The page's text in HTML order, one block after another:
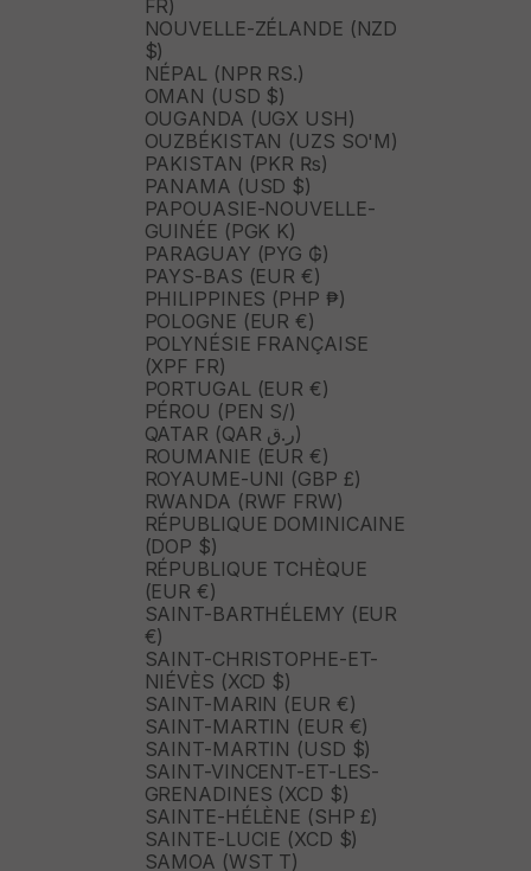
FR)
NOUVELLE-ZÉLANDE (NZD
$)
NÉPAL (NPR RS.)
OMAN (USD $)
OUGANDA (UGX USH)
OUZBÉKISTAN (UZS SO'M)
PAKISTAN (PKR ₨)
PANAMA (USD $)
PAPOUASIE-NOUVELLE-
GUINÉE (PGK K)
PARAGUAY (PYG ₲)
PAYS-BAS (EUR €)
PHILIPPINES (PHP ₱)
POLOGNE (EUR €)
POLYNÉSIE FRANÇAISE
(XPF FR)
PORTUGAL (EUR €)
PÉROU (PEN S/)
QATAR (QAR ر.ق)
ROUMANIE (EUR €)
ROYAUME-UNI (GBP £)
RWANDA (RWF FRW)
RÉPUBLIQUE DOMINICAINE
(DOP $)
RÉPUBLIQUE TCHÈQUE
(EUR €)
SAINT-BARTHÉLEMY (EUR
€)
SAINT-CHRISTOPHE-ET-
NIÉVÈS (XCD $)
SAINT-MARIN (EUR €)
SAINT-MARTIN (EUR €)
SAINT-MARTIN (USD $)
SAINT-VINCENT-ET-LES-
GRENADINES (XCD $)
SAINTE-HÉLÈNE (SHP £)
SAINTE-LUCIE (XCD $)
SAMOA (WST T)